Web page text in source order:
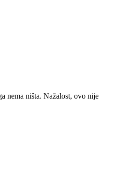
nema ništa. Nažalost, ovo nije